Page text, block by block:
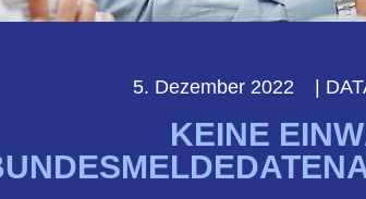
5. Dezember 2022
KEINE